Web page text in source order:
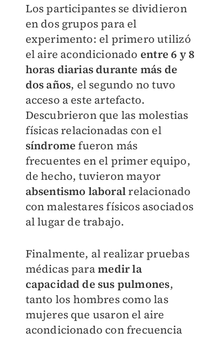
Los participantes se dividieron
en dos grupos para el
experimento: el primero utilizó
el aire acondicionado entre 6 y 8
horas diarias durante más de
dos años, el segundo no tuvo
acceso a este artefacto.
Descubrieron que las molestias
físicas relacionadas con el
síndromefueron más
frecuentes en el primer equipo,
de hecho, tuvieron mayor
absentismo laboralrelacionado
con malestares físicos asociados
al lugar de trabajo.
Finalmente, al realizar pruebas
médicas paramedir la
capacidad de sus pulmones,
tanto los hombres como las
mujeres que usaron el aire
acondicionado con frecuencia